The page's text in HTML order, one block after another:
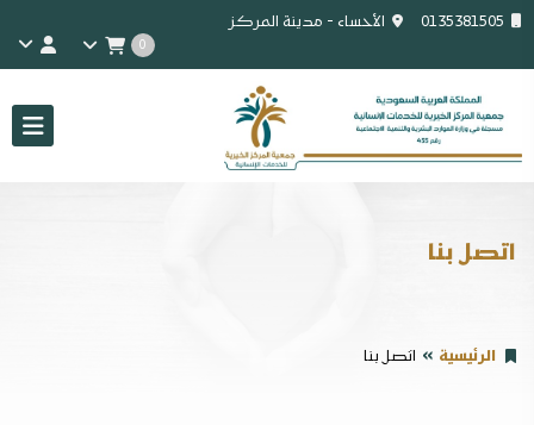
0135381505 الأحساء - مدينة المركز
0
اتصل بنا
الرئيسية اتصل بنا